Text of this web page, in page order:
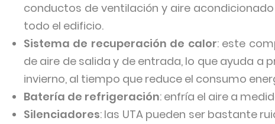
conductos de ventilación y aire
todo el edificio.
Sistema de recuperación de calor: este
de aire de salida y de entrada, lo que ayuda a
invierno, al tiempo que reduce el consumo
Batería de refrigeración: enfría el aire a
Silenciadores: las UTA pueden ser bastante